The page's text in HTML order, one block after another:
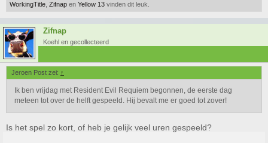
WorkingTitle Zifnap en Yellow 13 vinden dit leuk.
Zifnap
Koehl en gecollecteerd
Jeroen Post zei: ↑
Ik ben vrijdag met Resident Evil Requiem begonnen, de eerste dag
meteen tot over de helft gespeeld. Hij bevalt me er goed tot zover!
Is het spel zo kort, of heb je gelijk veel uren gespeeld?